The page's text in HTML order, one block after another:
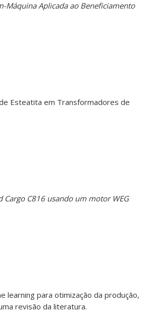
Máquina Aplicada ao Beneficiamento
Esteatita em Transformadores de
Cargo C816 usando um motor WEG
learning para otimização da produção,
revisão da literatura.